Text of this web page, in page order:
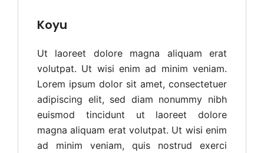
Koyu
Ut laoreet dolore magna aliquam erat
volutpat. Ut wisi enim ad minim veniam.
Lorem ipsum dolor sit amet, consectetuer
adipiscing elit, sed diam nonummy nibh
euismod tincidunt ut laoreet dolore
magna aliquam erat volutpat. Ut wisi enim
ad minim veniam, quis nostrud exerci